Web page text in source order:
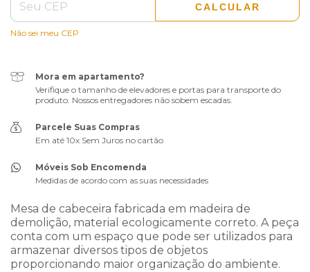
CALCULAR
Não sei meu CEP
Mora em apartamento?
Verifique o tamanho de elevadores e portas para transporte do
produto. Nossos entregadores não sobem escadas.
Parcele Suas Compras
Em até 10x Sem Juros no cartão
Móveis Sob Encomenda
Medidas de acordo com as suas necessidades
Mesa de cabeceira fabricada em madeira de
demolição, material ecologicamente correto. A peça
conta com um espaço que pode ser utilizados para
armazenar diversos tipos de objetos
proporcionando maior organização do ambiente.